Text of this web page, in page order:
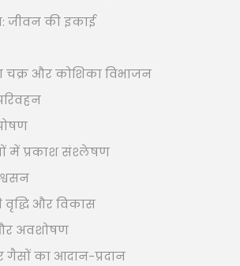
जीवन की इकाई
चक्र और कोशिका विभाजन
में प्रकाश संश्लेषण
वृद्धि और विकास
अवशोषण
गैसों का आदान-प्रदान